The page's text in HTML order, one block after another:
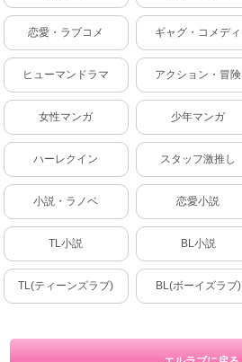
恋愛・ラブコメ ギャグ・コメディ
ヒューマンドラマ アクション・冒険
女性マンガ 少年マンガ
ハーレクイン スタッフ激推し
小説・ラノベ 恋愛小説
TL小説 BL小説
TL(ティーンズラブ) BL(ボーイズラブ)